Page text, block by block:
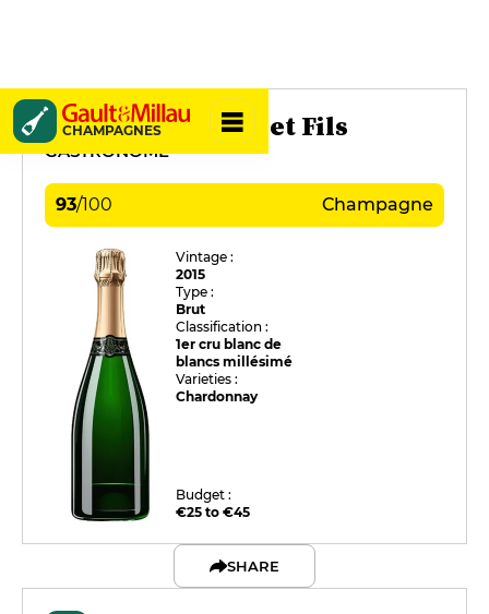
CHAMPAGNES
Pierre Gimonnet et Fils
GASTRONOME
93/100 Champagne
Vintage :
2015
Type :
Brut
Classification :
1er cru blanc de
blancs millésimé
Varieties :
Chardonnay
Budget :
€25 to €45
SHARE